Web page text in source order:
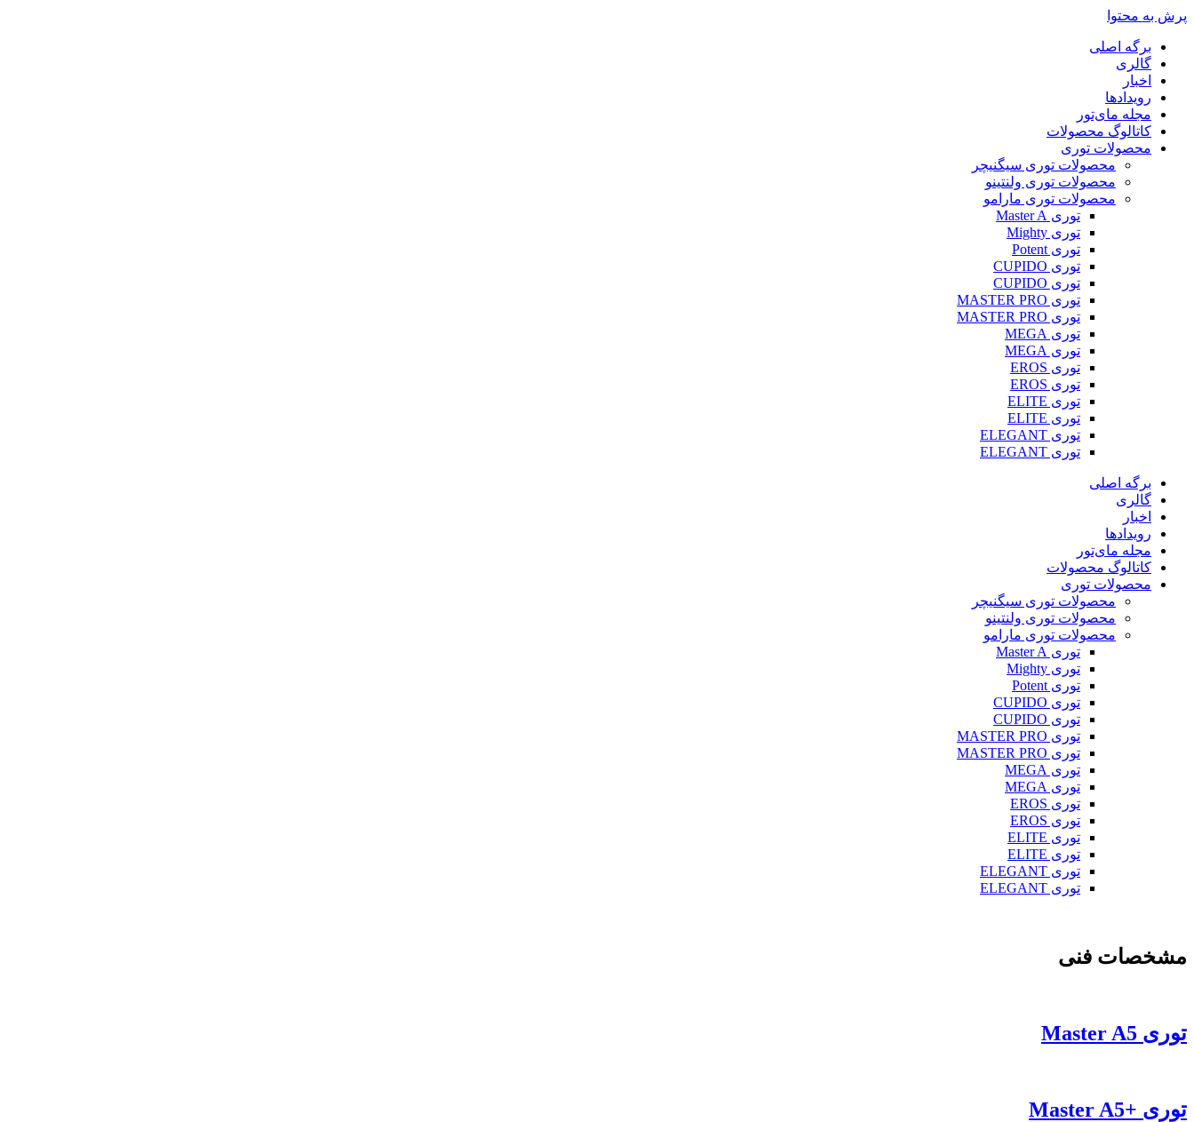
پرش به محتوا
برگه اصلی
گالری
اخبار
رویدادها
مجله مای‌تور
کاتالوگ محصولات
محصولات توری
محصولات توری سیگنیچر
محصولات توری ولنتینو
محصولات توری مارامو
توری Master A
توری Mighty
توری Potent
توری CUPIDO
توری CUPIDO
توری MASTER PRO
توری MASTER PRO
توری MEGA
توری MEGA
توری EROS
توری EROS
توری ELITE
توری ELITE
توری ELEGANT
توری ELEGANT
برگه اصلی
گالری
اخبار
رویدادها
مجله مای‌تور
کاتالوگ محصولات
محصولات توری
محصولات توری سیگنیچر
محصولات توری ولنتینو
محصولات توری مارامو
توری Master A
توری Mighty
توری Potent
توری CUPIDO
توری CUPIDO
توری MASTER PRO
توری MASTER PRO
توری MEGA
توری MEGA
توری EROS
توری EROS
توری ELITE
توری ELITE
توری ELEGANT
توری ELEGANT
مشخصات فنی
توری Master A5
توری +Master A5